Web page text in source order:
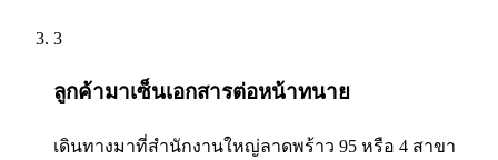
3
ลูกค้ามาเซ็นเอกสารต่อหน้าทนาย
เดินทางมาที่สำนักงานใหญ่ลาดพร้าว 95 หรือ 4 สาขา